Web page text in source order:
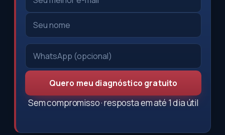
Quero meu diagnóstico gratuito
Sem compromisso · resposta em até 1 dia útil